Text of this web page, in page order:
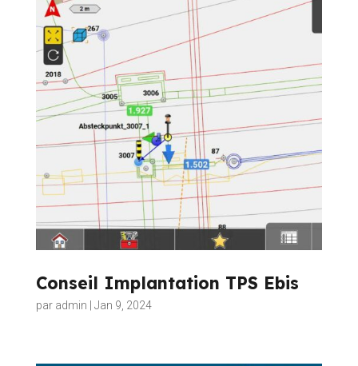
Conseil Implantation TPS Ebis
par admin Jan 9, 2024